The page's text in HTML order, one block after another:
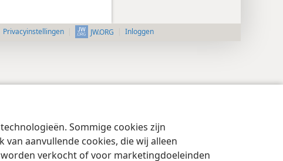
Sommige cookies zijn
aanvullende cookies, die wij alleen
verkocht of voor marketingdoeleinden
Privacyinstellingen JW.ORG Inloggen